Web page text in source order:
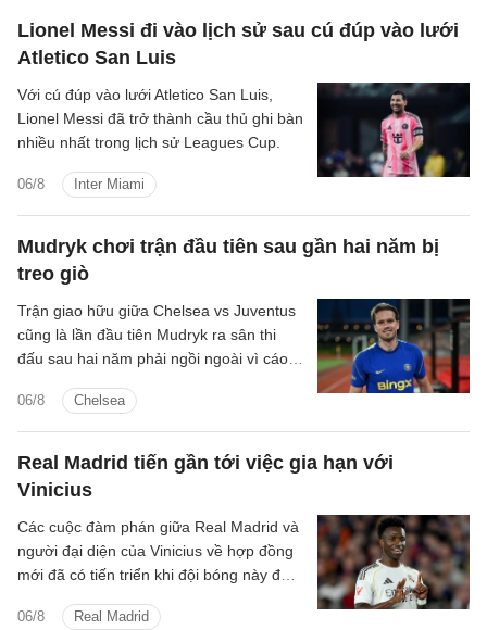
Lionel Messi đi vào lịch sử sau cú đúp vào lưới
Atletico San Luis
06/8 Inter Miami
Với cú đúp vào lưới Atletico San Luis,
Lionel Messi đã trở thành cầu thủ ghi bàn
nhiều nhất trong lịch sử Leagues Cup.
Mudryk chơi trận đầu tiên sau gần hai năm bị
treo giò
06/8 Chelsea
Trận giao hữu giữa Chelsea vs Juventus
cũng là lần đầu tiên Mudryk ra sân thi
đấu sau hai năm phải ngồi ngoài vì cáo
Real Madrid tiến gần tới việc gia hạn với
Vinicius
06/8 Real Madrid
Các cuộc đàm phán giữa Real Madrid và
người đại diện của Vinicius về hợp đồng
mới đã có tiến triển khi đội bóng này đưa